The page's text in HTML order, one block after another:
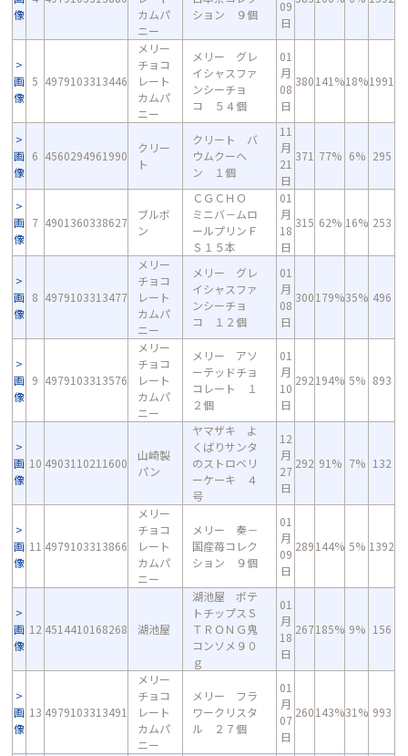
像
カムパ
ニー
ション ９個
09
日
画
像
5 4979103313446
メリー
チョコ
レート
カムパ
ニー
メリー グレ
イシャスファ
ンシーチョ
コ ５４個
01
月
08
日
380141%18%1991
画
像
6 4560294961990
クリー
ト
クリート バ
ウムクーヘ
ン １個
11
月
21
日
371 77% 6% 295
画
像
7 4901360338627
ブルボ
ン
ＣＧＣＨＯ
ミニバ－ムロ
ールプリンＦ
Ｓ１５本
01
月
18
日
315 62% 16% 253
画
像
8 4979103313477
メリー
チョコ
レート
カムパ
ニー
メリー グレ
イシャスファ
ンシーチョ
コ １２個
01
月
08
日
300179%35% 496
画
像
9 4979103313576
メリー
チョコ
レート
カムパ
ニー
メリー アソ
ーテッドチョ
コレート １
２個
01
月
10
日
292194% 5% 893
画
像
10 4903110211600
山崎製
パン
ヤマザキ よ
くばりサンタ
のストロベリ
ーケーキ ４
号
12
月
27
日
292 91% 7% 132
画
像
11 4979103313866
メリー
チョコ
レート
カムパ
ニー
メリー 奏－
国産苺コレク
ション ９個
01
月
09
日
289144% 5% 1392
画
像
12 4514410168268 湖池屋
湖池屋 ポテ
トチップスＳ
ＴＲＯＮＧ鬼
コンソメ９０
ｇ
01
月
18
日
267185% 9% 156
画
像
13 4979103313491
メリー
チョコ
レート
カムパ
ニー
メリー フラ
ワークリスタ
ル ２７個
01
月
07
日
260143%31% 993